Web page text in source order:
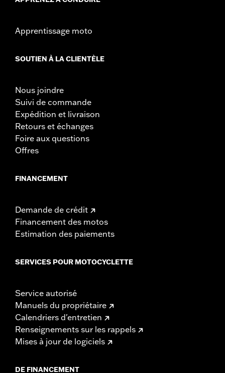
Apprentissage moto
SOUTIEN À LA CLIENTÈLE
Nous joindre
Suivi de commande
Expédition et livraison
Retours et échanges
Foire aux questions
Offres
FINANCEMENT
Demande de crédit
Financement des motos
Estimation des paiements
SERVICES POUR MOTOCYCLETTE
Service autorisé
Manuels du propriétaire
Calendriers d'entretien
Renseignements sur les rappels
Mises à jour de logiciels
DE FINANCEMENT